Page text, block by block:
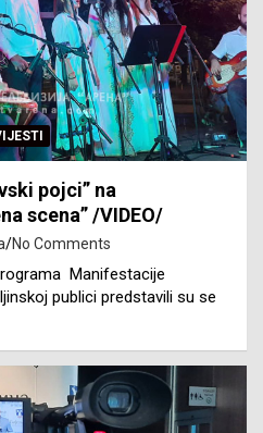
pojci” na
scena” /VIDEO/
No Comments
Manifestacije
publici predstavili su se